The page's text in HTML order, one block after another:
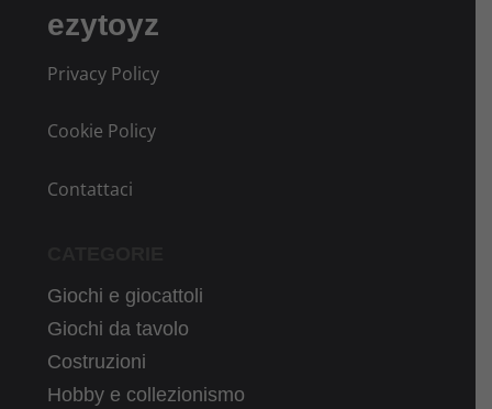
ezytoyz
Privacy Policy
Cookie Policy
Contattaci
Giochi e giocattoli
Giochi da tavolo
Costruzioni
Hobby e collezionismo